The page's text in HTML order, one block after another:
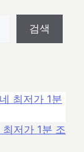
검색
저가 1분 조